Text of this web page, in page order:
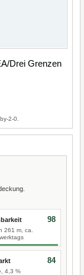
Drei Grenzen
2-0.
261 m, ca.
98
4,3 %
84